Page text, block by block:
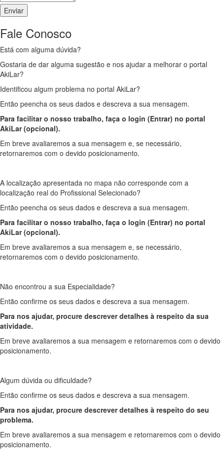
Fale Conosco
Está com alguma dúvida?
Gostaria de dar alguma sugestão e nos ajudar a melhorar o portal
AkiLar?
Identificou algum problema no portal AkiLar?
Então peencha os seus dados e descreva a sua mensagem.
Para facilitar o nosso trabalho, faça o login (Entrar) no portal
AkiLar (opcional).
Em breve avaliaremos a sua mensagem e, se necessário,
retornaremos com o devido posicionamento.
A localização apresentada no mapa não corresponde com a
localização real do Profissional Selecionado?
Então peencha os seus dados e descreva a sua mensagem.
Para facilitar o nosso trabalho, faça o login (Entrar) no portal
AkiLar (opcional).
Em breve avaliaremos a sua mensagem e, se necessário,
retornaremos com o devido posicionamento.
Não encontrou a sua Especialidade?
Então confirme os seus dados e descreva a sua mensagem.
Para nos ajudar, procure descrever detalhes à respeito da sua
atividade.
Em breve avaliaremos a sua mensagem e retornaremos com o devido
posicionamento.
Algum dúvida ou dificuldade?
Então confirme os seus dados e descreva a sua mensagem.
Para nos ajudar, procure descrever detalhes à respeito do seu
problema.
Em breve avaliaremos a sua mensagem e retornaremos com o devido
posicionamento.